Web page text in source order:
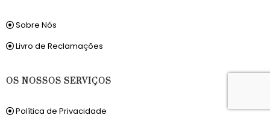
Sobre Nós
Livro de Reclamações
OS NOSSOS SERVIÇOS
Política de Privacidade